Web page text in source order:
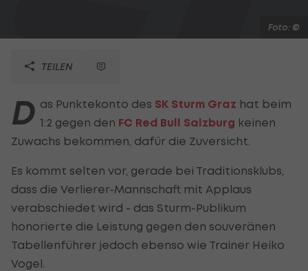
Foto: ©
TEILEN
D as Punktekonto des SK Sturm Graz hat beim
1:2 gegen den FC Red Bull Salzburg keinen
Zuwachs bekommen, dafür die Zuversicht.
Es kommt selten vor, gerade bei Traditionsklubs,
dass die Verlierer-Mannschaft mit Applaus
verabschiedet wird - das Sturm-Publikum
honorierte die Leistung gegen den souveränen
Tabellenführer jedoch ebenso wie Trainer Heiko
Vogel.